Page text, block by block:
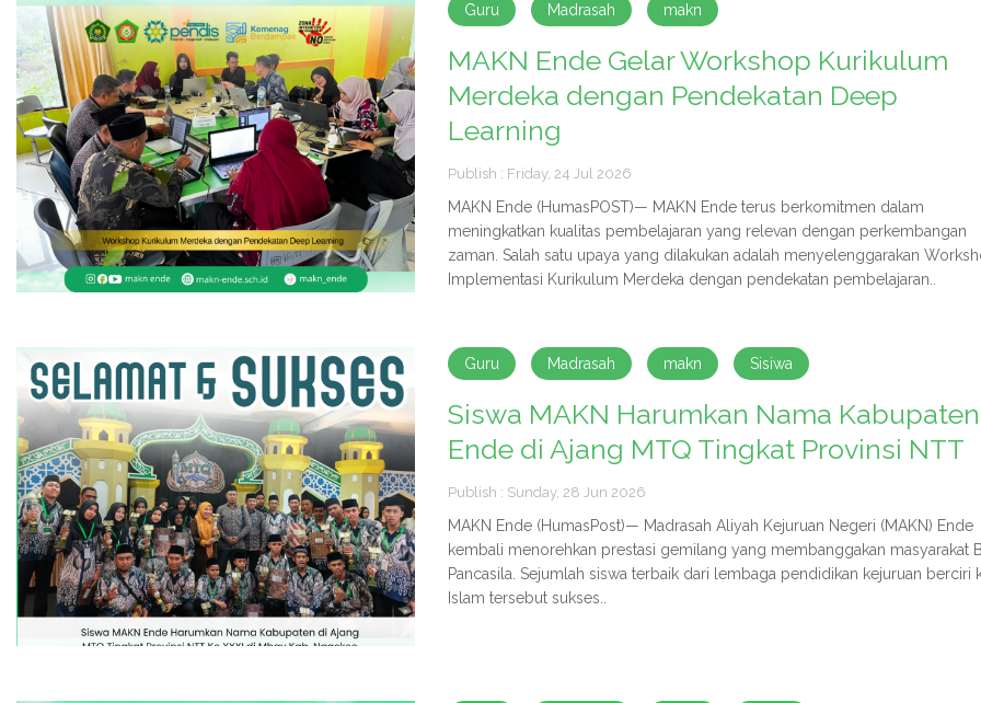
Guru Madrasah makn
MAKN Ende Gelar Workshop Kurikulum
Merdeka dengan Pendekatan Deep
Learning
Publish : Friday, 24 Jul 2026
MAKN Ende (HumasPOST)— MAKN Ende terus berkomitmen dalam
meningkatkan kualitas pembelajaran yang relevan dengan perkembangan
zaman. Salah satu upaya yang dilakukan adalah menyelenggarakan
Implementasi Kurikulum Merdeka dengan pendekatan pembelajaran..
Guru Madrasah makn Sisiwa
Siswa MAKN Harumkan Nama Kabupaten
Ende di Ajang MTQ Tingkat Provinsi NTT
Publish : Sunday, 28 Jun 2026
MAKN Ende (HumasPost)— Madrasah Aliyah Kejuruan Negeri (MAKN) Ende
kembali menorehkan prestasi gemilang yang membanggakan masyarakat
Pancasila. Sejumlah siswa terbaik dari lembaga pendidikan kejuruan berciri
Islam tersebut sukses..